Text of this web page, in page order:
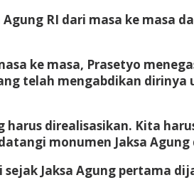
RI dari masa ke masa
ke masa, Prasetyo
telah mengabdikan
harus direalisasikan. Kita
monumen Jaksa Agung
Jaksa Agung pertama